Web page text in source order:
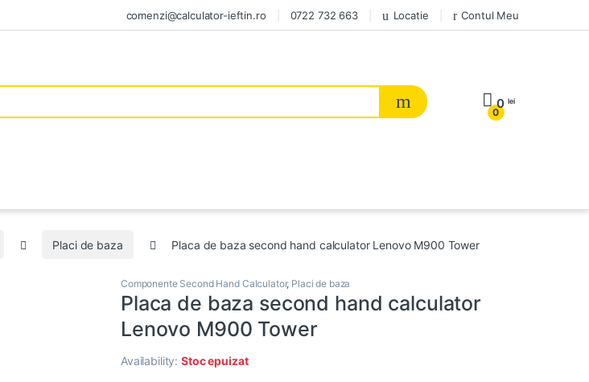
comenzi@calculator-ieftin.ro 0722 732 663 Locatie Contul Meu
0
0 lei
Placi de baza Placa de baza second hand calculator Lenovo M900 Tower
Componente Second Hand Calculator, Placi de baza
Placa de baza second hand calculator
Lenovo M900 Tower
Availability:Stoc epuizat